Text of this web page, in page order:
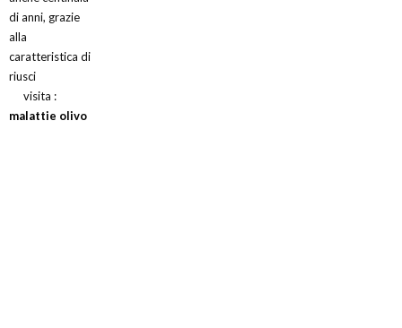
di anni, grazie
alla
caratteristica di
riusci
visita :
malattie olivo